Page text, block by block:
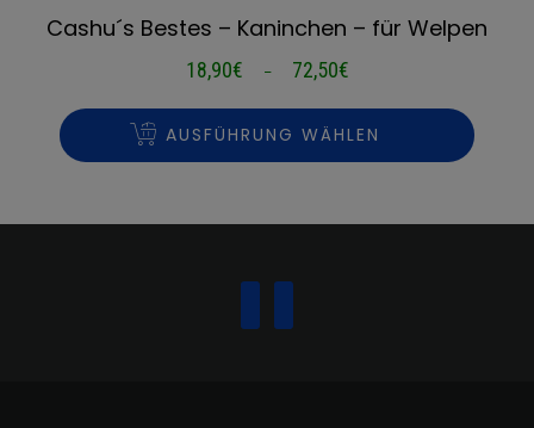
Cashu´s Bestes – Kaninchen – für Welpen
18,90€ – 72,50€
bis
AUSFÜHRUNG WÄHLEN